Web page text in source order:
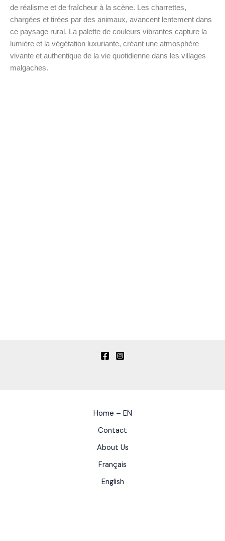
de réalisme et de fraîcheur à la scène. Les charrettes,
chargées et tirées par des animaux, avancent lentement dans
ce paysage rural. La palette de couleurs vibrantes capture la
lumière et la végétation luxuriante, créant une atmosphère
vivante et authentique de la vie quotidienne dans les villages
malgaches.
Home – EN
Contact
About Us
Français
English